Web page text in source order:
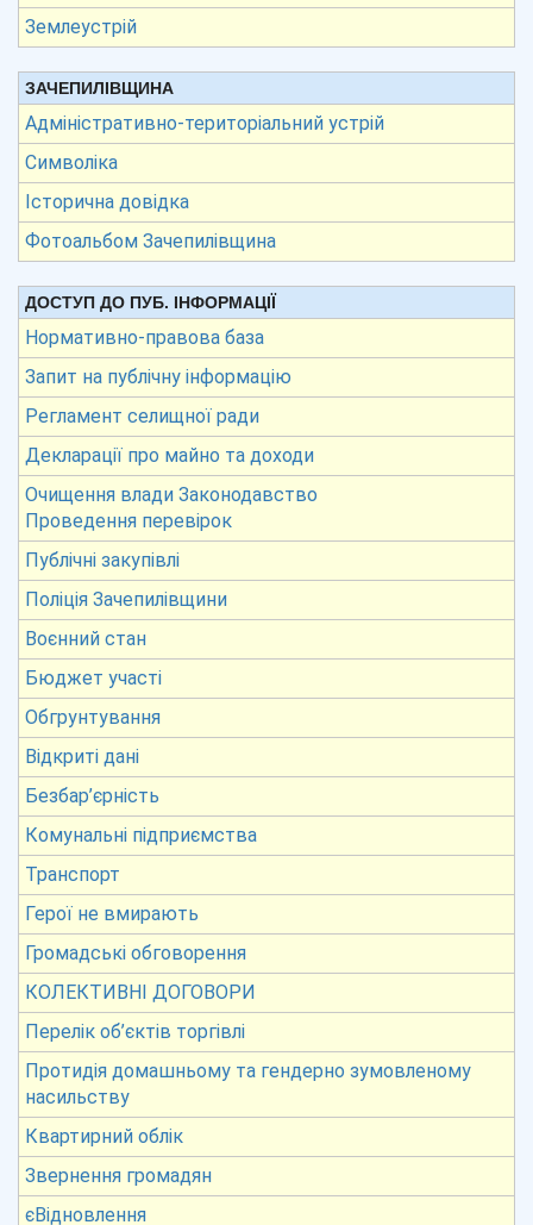
Землеустрій
ЗАЧЕПИЛІВЩИНА
Адміністративно-територіальний устрій
Символіка
Історична довідка
Фотоальбом Зачепилівщина
ДОСТУП ДО ПУБ. ІНФОРМАЦІЇ
Нормативно-правова база
Запит на публічну інформацію
Регламент селищної ради
Декларації про майно та доходи
Очищення влади Законодавство
Проведення перевірок
Публічні закупівлі
Поліція Зачепилівщини
Воєнний стан
Бюджет участі
Обгрунтування
Відкриті дані
Безбар’єрність
Комунальні підприємства
Транспорт
Герої не вмирають
Громадські обговорення
КОЛЕКТИВНІ ДОГОВОРИ
Перелік об’єктів торгівлі
Протидія домашньому та гендерно зумовленому
насильству
Квартирний облік
Звернення громадян
єВідновлення